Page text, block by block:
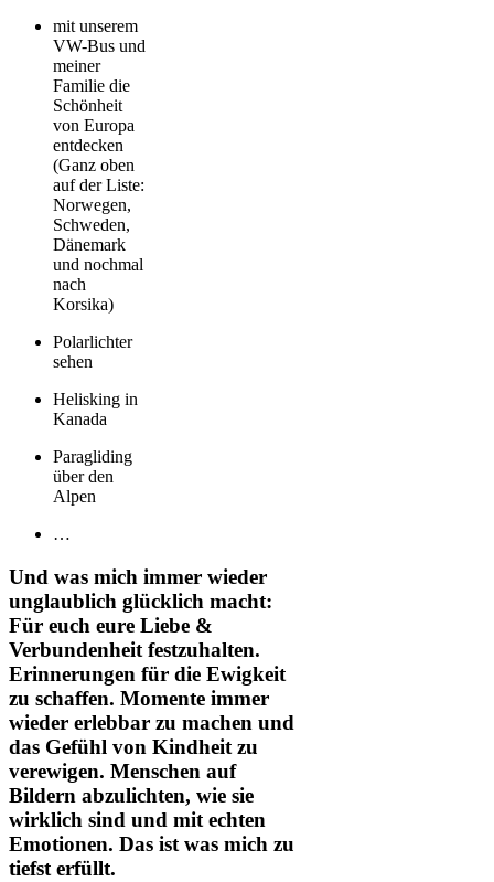
mit unserem
VW-Bus und
meiner
Familie die
Schönheit
von Europa
entdecken
(Ganz oben
auf der Liste:
Norwegen,
Schweden,
Dänemark
und nochmal
nach
Korsika)
Polarlichter
sehen
Helisking in
Kanada
Paragliding
über den
Alpen
…
Und was mich immer wieder
unglaublich glücklich macht:
Für euch eure Liebe &
Verbundenheit festzuhalten.
Erinnerungen für die Ewigkeit
zu schaffen. Momente immer
wieder erlebbar zu machen und
das Gefühl von Kindheit zu
verewigen. Menschen auf
Bildern abzulichten, wie sie
wirklich sind und mit echten
Emotionen. Das ist was mich zu
tiefst erfüllt.